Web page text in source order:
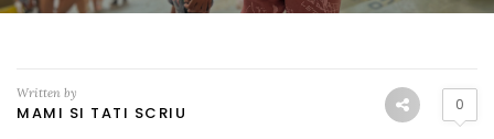
Written by
MAMI SI TATI SCRIU 0